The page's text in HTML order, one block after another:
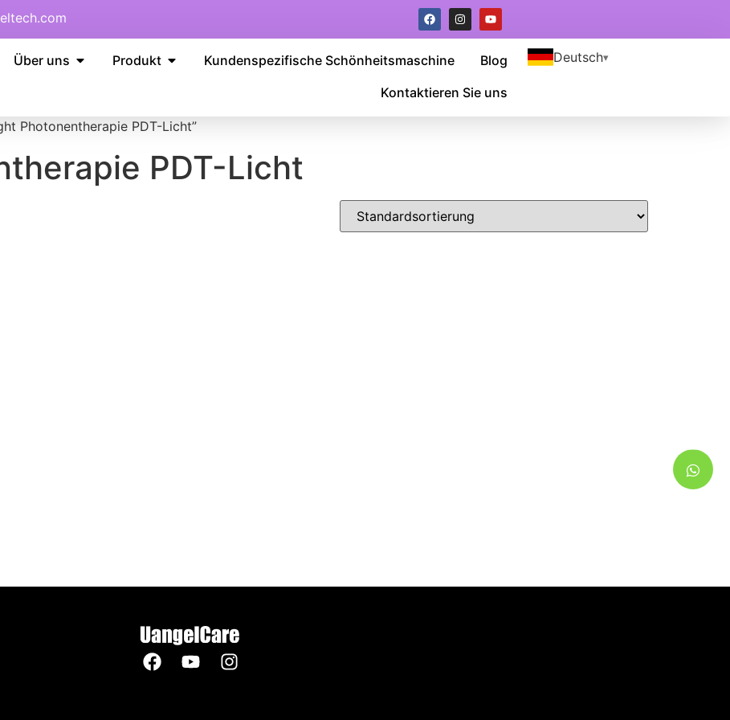
Über uns Produkt Kundenspezifische Schönheitsmaschine
Blog
Kontaktieren Sie uns
Deutsch
Photonentherapie PDT-Licht”
PDT-Licht